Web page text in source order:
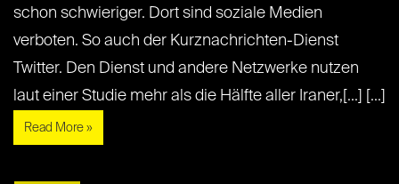
schon schwieriger. Dort sind soziale Medien
verboten. So auch der Kurznachrichten-Dienst
Twitter. Den Dienst und andere Netzwerke nutzen
laut einer Studie mehr als die Hälfte aller Iraner,[...] [...]
Read More »